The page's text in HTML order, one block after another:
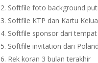
Softfile foto background
Softfile KTP dan Kartu
Softfile sponsor dari
Softfile invitation dari
Rek koran 3 bulan terakhir